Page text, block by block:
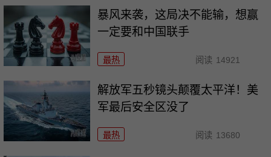
暴风来袭，这局决不能输，想赢
一定要和中国联手
最热 阅读 14921
解放军五秒镜头颠覆太平洋！美
军最后安全区没了
最热 阅读 13680